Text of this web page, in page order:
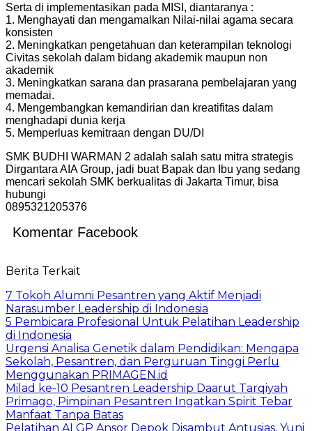
Serta di implementasikan pada MISI, diantaranya :
1. Menghayati dan mengamalkan Nilai-nilai agama secara
konsisten
2. Meningkatkan pengetahuan dan keterampilan teknologi
Civitas sekolah dalam bidang akademik maupun non
akademik
3. Meningkatkan sarana dan prasarana pembelajaran yang
memadai.
4. Mengembangkan kemandirian dan kreatifitas dalam
menghadapi dunia kerja
5. Memperluas kemitraan dengan DU/DI
SMK BUDHI WARMAN 2 adalah salah satu mitra strategis
Dirgantara AIA Group, jadi buat Bapak dan Ibu yang sedang
mencari sekolah SMK berkualitas di Jakarta Timur, bisa
hubungi
0895321205376
Komentar Facebook
Berita Terkait
7 Tokoh Alumni Pesantren yang Aktif Menjadi
Narasumber Leadership di Indonesia
5 Pembicara Profesional Untuk Pelatihan Leadership
di Indonesia
Urgensi Analisa Genetik dalam Pendidikan: Mengapa
Sekolah, Pesantren, dan Perguruan Tinggi Perlu
Menggunakan PRIMAGEN.id
Milad ke-10 Pesantren Leadership Daarut Tarqiyah
Primago, Pimpinan Pesantren Ingatkan Spirit Tebar
Manfaat Tanpa Batas
Pelatihan AI GP Ansor Depok Disambut Antusias, Yuni